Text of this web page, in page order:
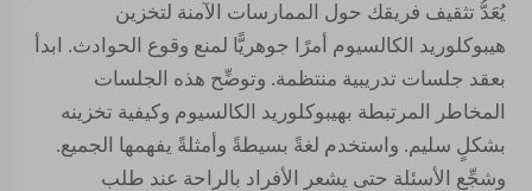
يُعَدُّ تثقيف فريقك حول الممارسات الآمنة لتخزين
هيبوكلوريد الكالسيوم أمرًا جوهريًّا لمنع وقوع الحوادث. ابدأ
بعقد جلسات تدريبية منتظمة. وتوضِّح هذه الجلسات
المخاطر المرتبطة بهيبوكلوريد الكالسيوم وكيفية تخزينه
بشكلٍ سليم. واستخدم لغةً بسيطةً وأمثلةً يفهمها الجميع.
وشجِّع الأسئلة حتى يشعر الأفراد بالراحة عند طلب